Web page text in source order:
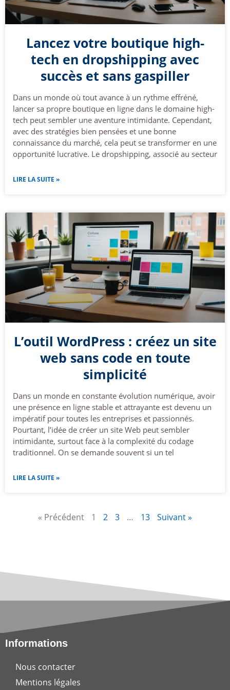
Lancez votre boutique high-
tech en dropshipping avec
succès et sans gaspiller
Dans un monde où tout avance à un rythme effréné,
lancer sa propre boutique en ligne dans le domaine high-
tech peut sembler une aventure intimidante. Cependant,
avec des stratégies bien pensées et une bonne
connaissance du marché, cela peut se transformer en une
opportunité lucrative. Le dropshipping, associé au secteur
LIRE LA SUITE »
L’outil WordPress : créez un site
web sans code en toute
simplicité
Dans un monde en constante évolution numérique, avoir
une présence en ligne stable et attrayante est devenu un
impératif pour toutes les entreprises et passionnés.
Pourtant, l’idée de créer un site Web peut sembler
intimidante, surtout face à la complexité du codage
traditionnel. On se demande souvent si un tel
LIRE LA SUITE »
« Précédent 1 2 3 … 13 Suivant »
Informations
Nous contacter
Mentions légales